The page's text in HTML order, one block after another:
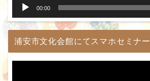
00:00
浦安市文化会館にてスマホセミナー